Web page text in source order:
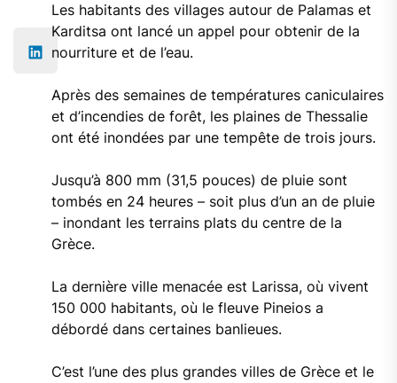
Les habitants des villages autour de Palamas et
Karditsa ont lancé un appel pour obtenir de la
nourriture et de l’eau.
Après des semaines de températures caniculaires
et d’incendies de forêt, les plaines de Thessalie
ont été inondées par une tempête de trois jours.
Jusqu’à 800 mm (31,5 pouces) de pluie sont
tombés en 24 heures – soit plus d’un an de pluie
– inondant les terrains plats du centre de la
Grèce.
La dernière ville menacée est Larissa, où vivent
150 000 habitants, où le fleuve Pineios a
débordé dans certaines banlieues.
C’est l’une des plus grandes villes de Grèce et le